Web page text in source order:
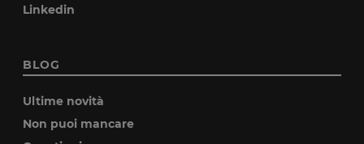
Linkedin
BLOG
Ultime novità
Non puoi mancare